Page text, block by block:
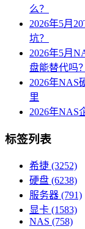
么？
2026年5月
坑？
2026年5月
盘能替代吗？
2026年NAS
里
2026年NAS
标签列表
希捷 (3252)
硬盘 (6238)
服务器 (791)
显卡 (1583)
NAS (758)